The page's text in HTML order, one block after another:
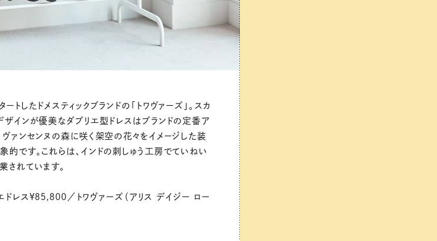
ートしたドメスティックブランドの「トワヴァーズ」。スカ
ザインが優美なダブリエ型ドレスはブランドの定番ア
ヴァンセンヌの森に咲く架空の花々をイメージした装
的です。これらは、インドの刺しゅう工房でていねい
されています。
ドレス¥85,800／トワヴァーズ（アリス デイジー ロー